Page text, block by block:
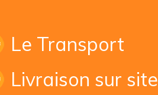
Le Transport
Livraison sur site